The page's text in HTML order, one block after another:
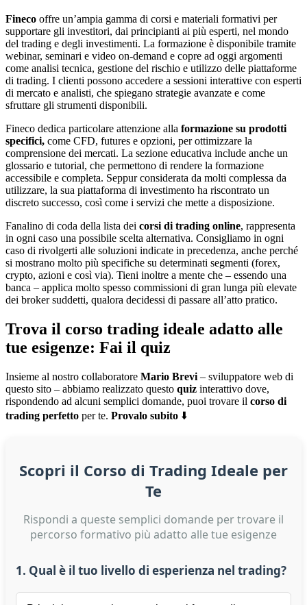
Fineco offre un’ampia gamma di corsi e materiali formativi per
supportare gli investitori, dai principianti ai più esperti, nel mondo
del trading e degli investimenti. La formazione è disponibile tramite
webinar, seminari e video on-demand e copre ad oggi argomenti
come analisi tecnica, gestione del rischio e utilizzo delle piattaforme
di trading. I clienti possono accedere a sessioni interattive con esperti
di mercato e analisti, che spiegano strategie avanzate e come
sfruttare gli strumenti disponibili.
Fineco dedica particolare attenzione alla formazione su prodotti
specifici, come CFD, futures e opzioni, per ottimizzare la
comprensione dei mercati. La sezione educativa include anche un
glossario e tutorial, che permettono di rendere la formazione
accessibile e completa. Seppur considerata da molti complessa da
utilizzare, la sua piattaforma di investimento ha riscontrato un
discreto successo, così come i servizi che mette a disposizione.
Fanalino di coda della lista dei corsi di trading online, rappresenta
in ogni caso una possibile scelta alternativa. Consigliamo in ogni
caso di rivolgerti alle soluzioni indicate in precedenza, anche perché
si mostrano molto più specifiche su determinati segmenti (forex,
crypto, azioni e così via). Tieni inoltre a mente che – essendo una
banca – applica molto spesso commissioni di gran lunga più elevate
dei broker suddetti, qualora decidessi di passare all’atto pratico.
Trova il corso trading ideale adatto alle
tue esigenze: Fai il quiz
Insieme al nostro collaboratore Mario Brevi – sviluppatore web di
questo sito – abbiamo realizzato questo quiz interattivo dove,
rispondendo ad alcuni semplici domande, puoi trovare il corso di
trading perfetto per te. Provalo subito ⬇️
Scopri il Corso di Trading Ideale per
Te
Rispondi a queste semplici domande per trovare il
percorso formativo più adatto alle tue esigenze
1. Qual è il tuo livello di esperienza nel trading?